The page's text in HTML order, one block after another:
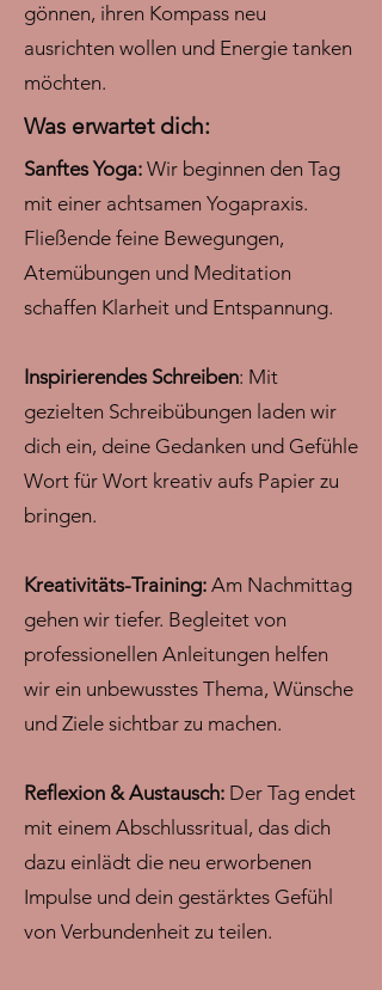
gönnen, ihren Kompass neu
ausrichten wollen und Energie tanken
möchten.
Was erwartet dich:
Sanftes Yoga: Wir beginnen den Tag
mit einer achtsamen Yogapraxis.
Fließende feine Bewegungen,
Atemübungen und Meditation
schaffen Klarheit und Entspannung.
Inspirierendes Schreiben: Mit
gezielten Schreibübungen laden wir
dich ein, deine Gedanken und Gefühle
Wort für Wort kreativ aufs Papier zu
bringen.
Kreativitäts-Training: Am Nachmittag
gehen wir tiefer. Begleitet von
professionellen Anleitungen helfen
wir ein unbewusstes Thema, Wünsche
und Ziele sichtbar zu machen.
Reflexion & Austausch: Der Tag endet
mit einem Abschlussritual, das dich
dazu einlädt die neu erworbenen
Impulse und dein gestärktes Gefühl
von Verbundenheit zu teilen.